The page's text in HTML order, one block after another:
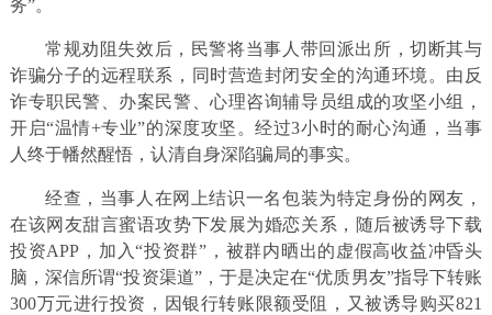
务”。
常规劝阻失效后，民警将当事人带回派出所，切断其与
诈骗分子的远程联系，同时营造封闭安全的沟通环境。由反
诈专职民警、办案民警、心理咨询辅导员组成的攻坚小组，
开启“温情+专业”的深度攻坚。经过3小时的耐心沟通，当事
人终于幡然醒悟，认清自身深陷骗局的事实。
经查，当事人在网上结识一名包装为特定身份的网友，
在该网友甜言蜜语攻势下发展为婚恋关系，随后被诱导下载
投资APP，加入“投资群”，被群内晒出的虚假高收益冲昏头
脑，深信所谓“投资渠道”，于是决定在“优质男友”指导下转账
300万元进行投资，因银行转账限额受阻，又被诱导购买821